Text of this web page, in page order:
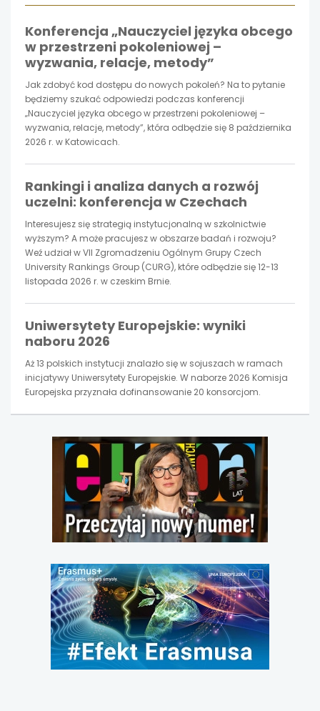
się
w
nowej
karcie
się
w
nowej
karcie
się
nowej
karcie
Konferencja „Nauczyciel języka obcego
w przestrzeni pokoleniowej –
wyzwania, relacje, metody”
Jak zdobyć kod dostępu do nowych pokoleń? Na to pytanie
będziemy szukać odpowiedzi podczas konferencji
„Nauczyciel języka obcego w przestrzeni pokoleniowej –
wyzwania, relacje, metody”, która odbędzie się 8 października
2026 r. w Katowicach.
Rankingi i analiza danych a rozwój
uczelni: konferencja w Czechach
Interesujesz się strategią instytucjonalną w szkolnictwie
wyższym? A może pracujesz w obszarze badań i rozwoju?
Weź udział w VII Zgromadzeniu Ogólnym Grupy Czech
University Rankings Group (CURG), które odbędzie się 12-13
listopada 2026 r. w czeskim Brnie.
Uniwersytety Europejskie: wyniki
naboru 2026
Aż 13 polskich instytucji znalazło się w sojuszach w ramach
inicjatywy Uniwersytety Europejskie. W naborze 2026 Komisja
Europejska przyznała dofinansowanie 20 konsorcjom.
otwiera
nowej